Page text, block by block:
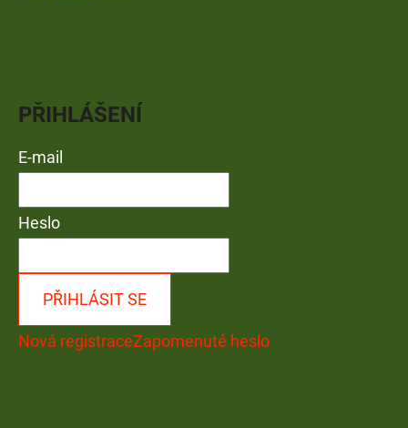
PŘIHLÁŠENÍ
E-mail
Heslo
PŘIHLÁSIT SE
Nová registraceZapomenuté heslo